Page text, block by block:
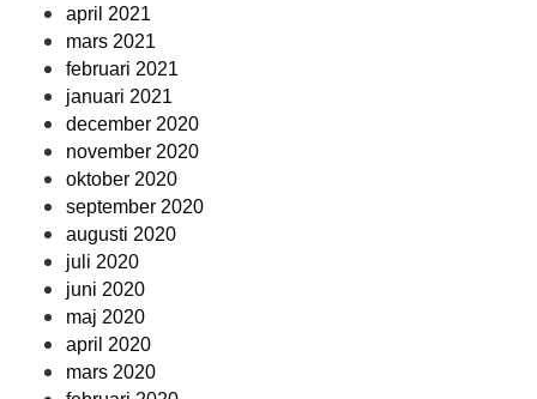
april 2021
mars 2021
februari 2021
januari 2021
december 2020
november 2020
oktober 2020
september 2020
augusti 2020
juli 2020
juni 2020
maj 2020
april 2020
mars 2020